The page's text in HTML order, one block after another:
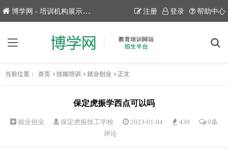
博学网 - 培训机构展示平台！ 注册 登录 帮助中心
当前位置： 首页 技能培训 就业创业 正文
保定虎振学西点可以吗
就业创业 保定虎振技工学校 2023-01-04 430
0条
评论